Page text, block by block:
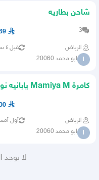
شاحن بطاريه
3
الرياض قبل ٤ ساعات
ا ابو محمد 20060
كامرة Mamiya M يابانيه نوغ ممتاز للبيع
الرياض أول
ا ابو محمد 20060
لا يوجد